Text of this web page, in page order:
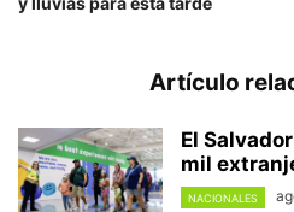
Artículo
El
mil
NACIONALES